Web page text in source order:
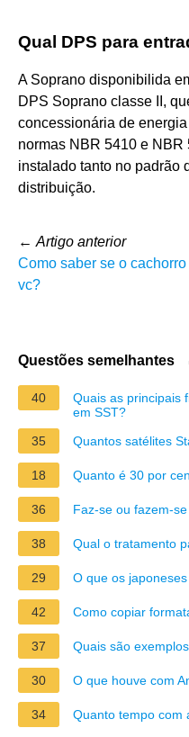
Qual DPS para
A Soprano disponibilida
DPS Soprano classe II,
concessionária de
normas NBR 5410 e NBR
instalado tanto no padrão
distribuição.
← Artigo anterior
Como saber se o
vc?
Questões semelhantes
40
Quais as principais
em SST?
35
Quantos satélites
18 Quanto é 30 por
36 Faz-se ou fazem-
38 Qual o tratamento
29 O que os
42 Como copiar
37 Quais são
30 O que houve com
34 Quanto tempo com